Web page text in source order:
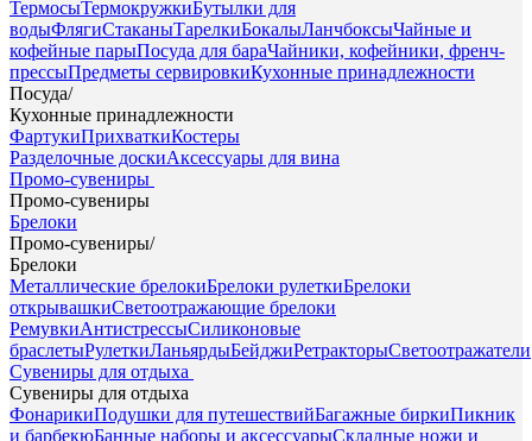
ТермосыТермокружкиБутылки для
водыФлягиСтаканыТарелкиБокалыЛанчбоксыЧайные и
кофейные парыПосуда для бараЧайники, кофейники, френч-
прессыПредметы сервировкиКухонные принадлежности
Посуда/
Кухонные принадлежности
ФартукиПрихваткиКостеры
Разделочные доскиАксессуары для вина
Промо-сувениры
Промо-сувениры
Брелоки
Промо-сувениры/
Брелоки
Металлические брелокиБрелоки рулеткиБрелоки
открывашкиСветоотражающие брелоки
РемувкиАнтистрессыСиликоновые
браслетыРулеткиЛаньярдыБейджиРетракторыСветоотражатели
Сувениры для отдыха
Сувениры для отдыха
ФонарикиПодушки для путешествийБагажные биркиПикник
и барбекюБанные наборы и аксессуарыСкладные ножи и